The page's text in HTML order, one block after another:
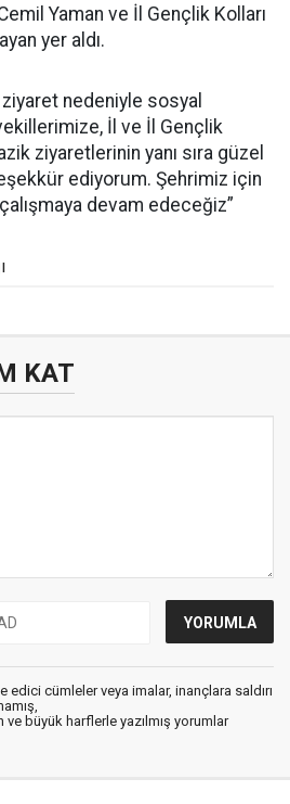
Yaman ve İl Gençlik Kolları
yer aldı.
nedeniyle sosyal
İl ve İl Gençlik
ziyaretlerinin yanı sıra güzel
ediyorum. Şehrimiz için
devam edeceğiz”
KAT
edici cümleler veya imalar, inançlara saldırı
ve büyük harflerle yazılmış yorumlar